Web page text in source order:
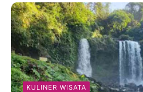
KULINER WISATA